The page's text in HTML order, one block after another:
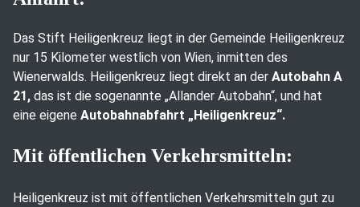
Das Stift Heiligenkreuz liegt in der Gemeinde Heiligenkreuz
nur 15 Kilometer westlich von Wien, inmitten des
Wienerwalds. Heiligenkreuz liegt direkt an der Autobahn A
21, das ist die sogenannte „Allander Autobahn“, und hat
eine eigene Autobahnabfahrt „Heiligenkreuz“.
Mit öffentlichen Verkehrsmitteln:
Heiligenkreuz ist mit öffentlichen Verkehrsmitteln gut zu